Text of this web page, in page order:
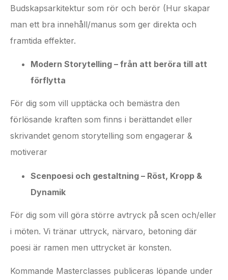
Budskapsarkitektur som rör och berör (Hur skapar
man ett bra innehåll/manus som ger direkta och
framtida effekter.
Modern Storytelling – från att beröra till att
förflytta
För dig som vill upptäcka och bemästra den
förlösande kraften som finns i berättandet eller
skrivandet genom storytelling som engagerar &
motiverar
Scenpoesi och gestaltning – Röst, Kropp &
Dynamik
För dig som vill göra större avtryck på scen och/eller
i möten. Vi tränar uttryck, närvaro, betoning där
poesi är ramen men uttrycket är konsten.
Kommande Masterclasses publiceras löpande under